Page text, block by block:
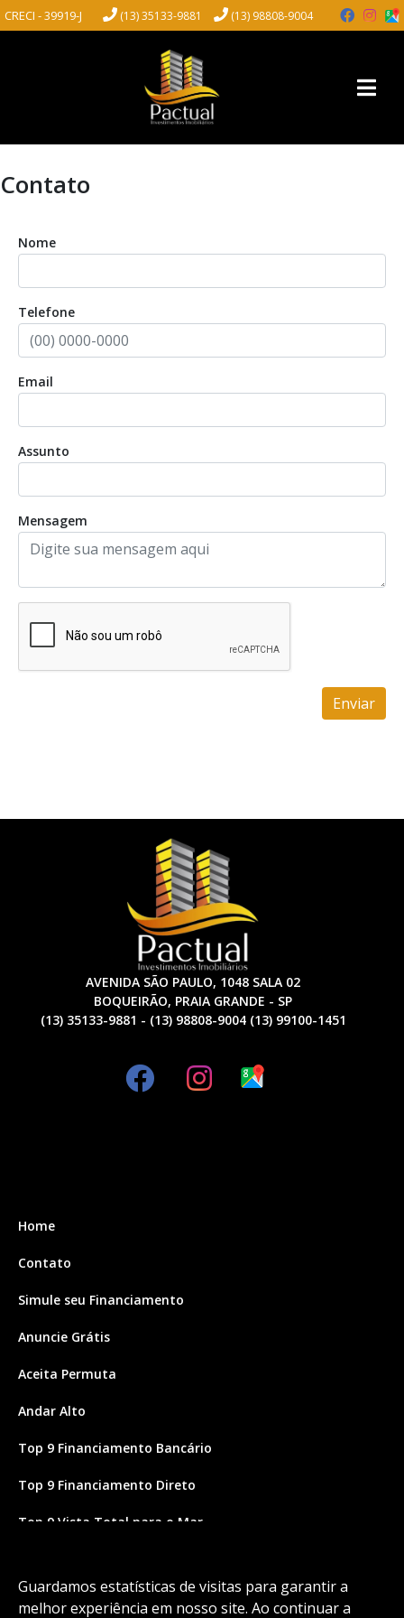
CRECI - 39919-J (13) 35133-9881 (13) 98808-9004
Contato
Nome
Telefone
Email
Assunto
Mensagem
Enviar
Guardamos estatísticas de visitas para garantir a
melhor experiência em nosso site. Ao continuar a
AVENIDA SÃO PAULO, 1048 SALA 02
BOQUEIRÃO, PRAIA GRANDE - SP
(13) 35133-9881 - (13) 98808-9004 (13) 99100-1451
Home
Contato
Simule seu Financiamento
Anuncie Grátis
Aceita Permuta
Andar Alto
Top 9 Financiamento Bancário
Top 9 Financiamento Direto
Top 9 Vista Total para o Mar
Site feito por Coruja Sistemas